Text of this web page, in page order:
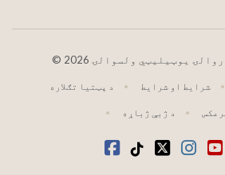
© ښاروالۍ یوټیلیټي ولسوالۍ
د پټتیا تګلاره شرایط او شرایط
د ژبې ژباړه
فیسبوک
ټیک ټاک
ټویټر